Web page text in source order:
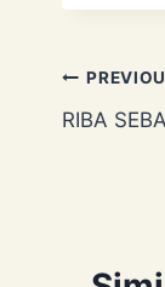
Post
RIBA